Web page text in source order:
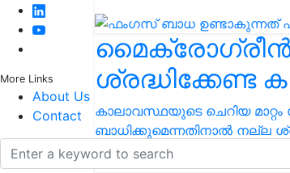
More Links
About Us
Contact
ശ്രദ്ധിക്കേണ്ട
കാലാവസ്ഥയുടെ ചെറിയ
ബാധിക്കുമെന്നതിനാൽ നല്ല